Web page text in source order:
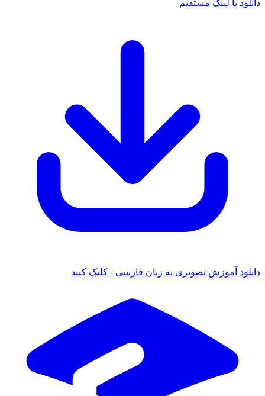
با لینک مستقیم
آموزش تصویری به زبان فارسی - کلیک کنید